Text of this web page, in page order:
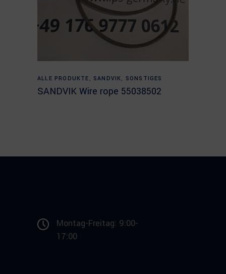
Read more
ALLE PRODUKTE , SANDVIK, SONSTIGES
SANDVIK Wire rope 55038502
Montag-Freitag: 9:00-
17:00